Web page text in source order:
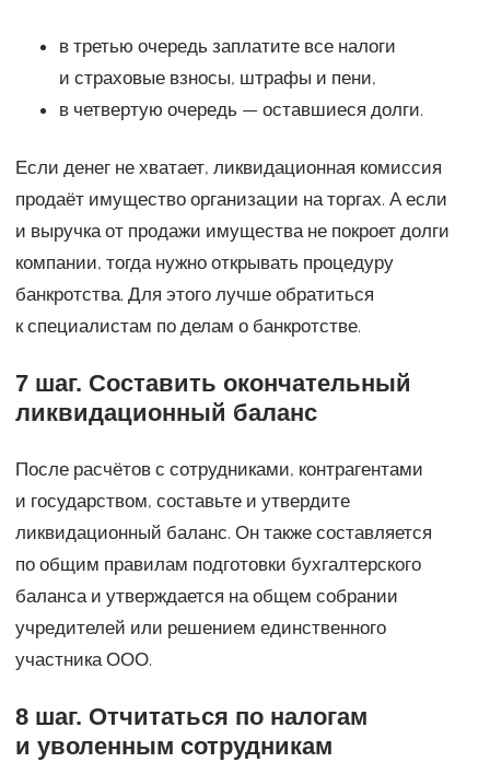
в третью очередь заплатите все налоги
и страховые взносы, штрафы и пени,
в четвертую очередь — оставшиеся долги.
Если денег не хватает, ликвидационная комиссия
продаёт имущество организации на торгах. А если
и выручка от продажи имущества не покроет долги
компании, тогда нужно открывать процедуру
банкротства. Для этого лучше обратиться
к специалистам по делам о банкротстве.
7 шаг. Составить окончательный
ликвидационный баланс
После расчётов с сотрудниками, контрагентами
и государством, составьте и утвердите
ликвидационный баланс. Он также составляется
по общим правилам подготовки бухгалтерского
баланса и утверждается на общем собрании
учредителей или решением единственного
участника ООО.
8 шаг. Отчитаться по налогам
и уволенным сотрудникам